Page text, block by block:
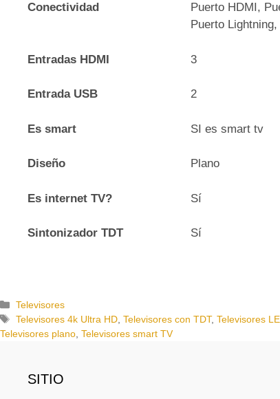
Conectividad
Puerto HDMI,
Puerto
Entradas HDMI 3
Entrada USB 2
Es smart SI es smart tv
Diseño Plano
Es internet TV? Sí
Sintonizador TDT Sí
C
a
t
Televisores
E
t
Televisores 4k Ultra HD ,Televisores con TDT,Televisores
Televisores plano Televisores smart TV
SITIO